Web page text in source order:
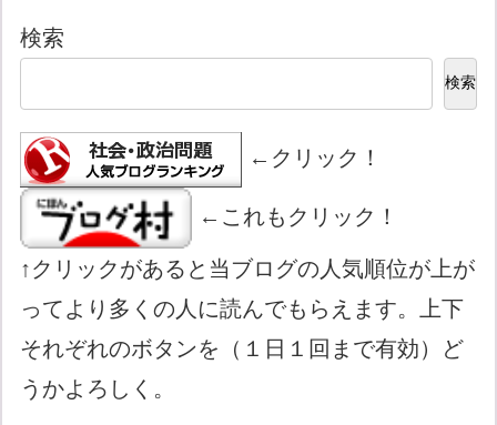
検索
検索
←クリック！
←これもクリック！
↑クリックがあると当ブログの人気順位が上が
ってより多くの人に読んでもらえます。上下
それぞれのボタンを（１日１回まで有効）ど
うかよろしく。